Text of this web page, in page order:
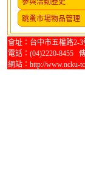
參與活動歷史
跳蚤市場物品管理
會址：台中市五權路2-
電話：(04)2220-8455
網站：http://www.ncku-